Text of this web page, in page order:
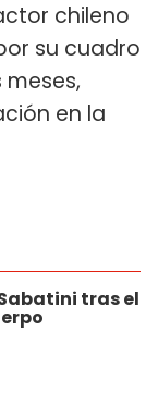
chileno
su cuadro
en la
tras el